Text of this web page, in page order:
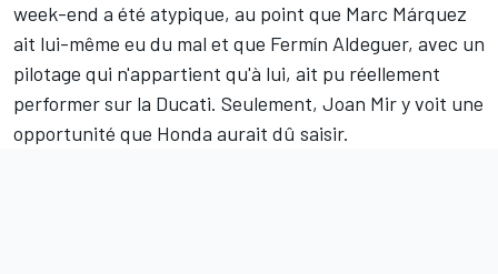
week-end a été atypique, au point que Marc Márquez
ait lui-même eu du mal et que Fermín Aldeguer, avec un
pilotage qui n'appartient qu'à lui, ait pu réellement
performer sur la Ducati. Seulement, Joan Mir y voit une
opportunité que Honda aurait dû saisir.